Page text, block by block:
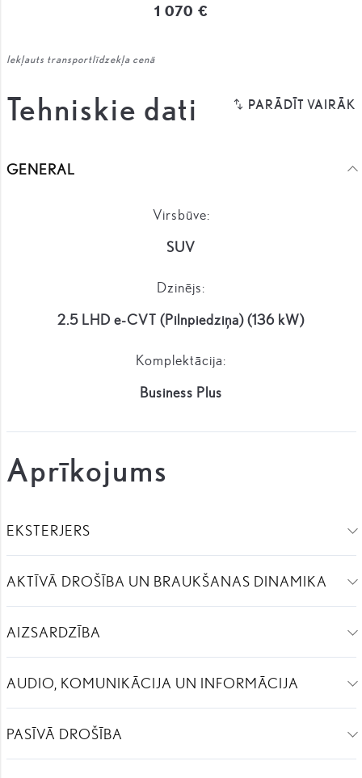
1 070 €
Iekļauts transportlīdzekļa cenā
Tehniskie dati
GENERAL
Virsbūve:
SUV
Dzinējs:
2.5 LHD e-CVT (Pilnpiedziņa) (136 kW)
Komplektācija:
Business Plus
Aprīkojums
EKSTERJERS
AKTĪVĀ DROŠĪBA UN BRAUKŠANAS DINAMIKA
AIZSARDZĪBA
AUDIO, KOMUNIKĀCIJA UN INFORMĀCIJA
PASĪVĀ DROŠĪBA